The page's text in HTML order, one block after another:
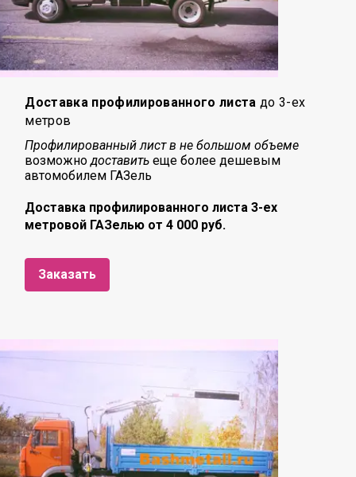
Доставка профилированного листа до 3-ех
метров
Профилированный лист в не большом объеме
возможнодоставить еще более дешевым
автомобилем ГАЗель
Доставка профилированного листа 3-ех
метровой ГАЗелью от 4 000 руб.
Заказать